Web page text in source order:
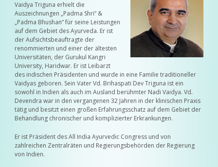
Vaidya Triguna erhielt die
Auszeichnungen „Padma Shri“ &
„Padma Bhushan“ für seine Leistungen
auf dem Gebiet des Ayurveda. Er ist
der Aufsichtsbeauftragte der
renommierten und einer der ältesten
Universitäten, der Gurukul Kangri
University, Haridwar. Er ist Leibarzt
des indischen Präsidenten und wurde in eine Familie traditioneller
Vaidyas geboren. Sein Vater Vd. Brihaspati Dev Triguna ist ein
sowohl in Indien als auch im Ausland berühmter Nadi Vaidya. Vd.
Devendra war in den vergangenen 32 Jahren in der klinischen Praxis
tätig und besitzt einen großen Erfahrungsschatz auf dem Gebiet der
Behandlung chronischer und komplizierter Erkrankungen.
Er ist Präsident des All India Ayurvedic Congress und von
zahlreichen Zentralräten und Regierungsbehörden der Regierung
von Indien.